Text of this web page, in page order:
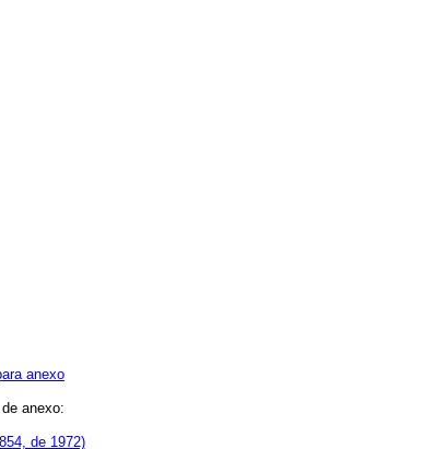
anexo
anexo:
de 1972)